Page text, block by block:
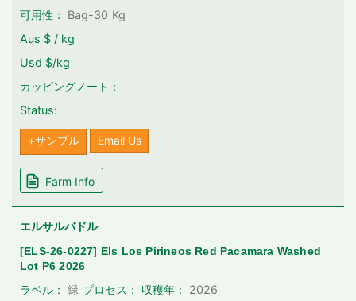
可用性：
Bag-30 Kg
Aus $ / kg
Usd $/kg
カッピングノート：
Status:
+サンプル Email Us
Farm Info
エルサルバドル
[ELS-26-0227] Els Los Pirineos Red Pacamara Washed
Lot P6 2026
ラベル：
緑 プロセス： 収穫年：
2026